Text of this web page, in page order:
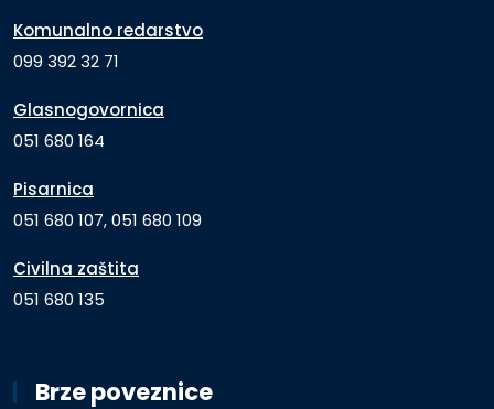
Komunalno redarstvo
099 392 32 71
Glasnogovornica
051 680 164
Pisarnica
051 680 107, 051 680 109
Civilna zaštita
051 680 135
Brze poveznice